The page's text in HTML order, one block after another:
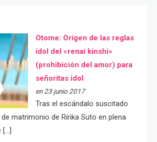
Otome: Orígen de las reglas
idol del «renai kinshi»
(prohibición del amor) para
señoritas idol
en 23 junio 2017
Tras el escándalo suscitado
matrimonio de Ririka Suto en plena
[…]